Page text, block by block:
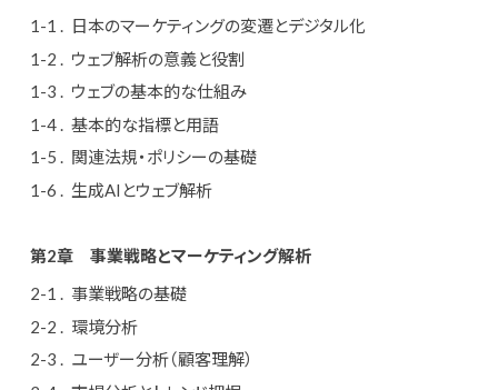
日本のマーケティングの変遷とデジタル化
ウェブ解析の意義と役割
ウェブの基本的な仕組み
基本的な指標と用語
関連法規・ポリシーの基礎
生成AIとウェブ解析
第2章
事業戦略とマーケティング解析
事業戦略の基礎
環境分析
ユーザー分析（顧客理解）